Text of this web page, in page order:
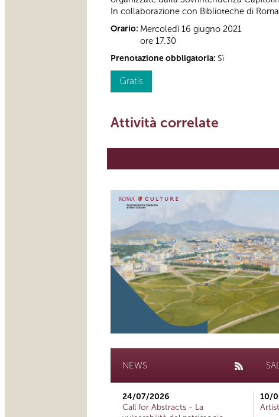
In collaborazione con Biblioteche di
Orario: Mercoledì 16 giugno 2021
ore 17.30
Prenotazione obbligatoria: Sì
Gratis
Attività correlate
NEWS
24/07/2026
Call for Abstracts - La
10/